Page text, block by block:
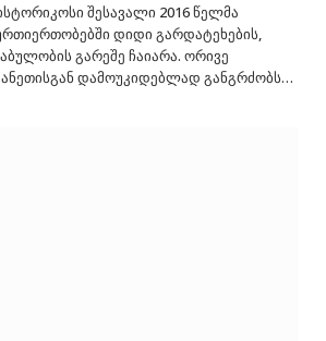
შესავალი 2016 წელმა
დიდი გარდატეხების,
გარეშე ჩაიარა. ორივე
დამოუკიდებლად განგრძობს…